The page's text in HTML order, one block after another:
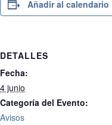
Añadir al calendario
DETALLES
Fecha:
4 junio
Categoría del Evento:
Avisos